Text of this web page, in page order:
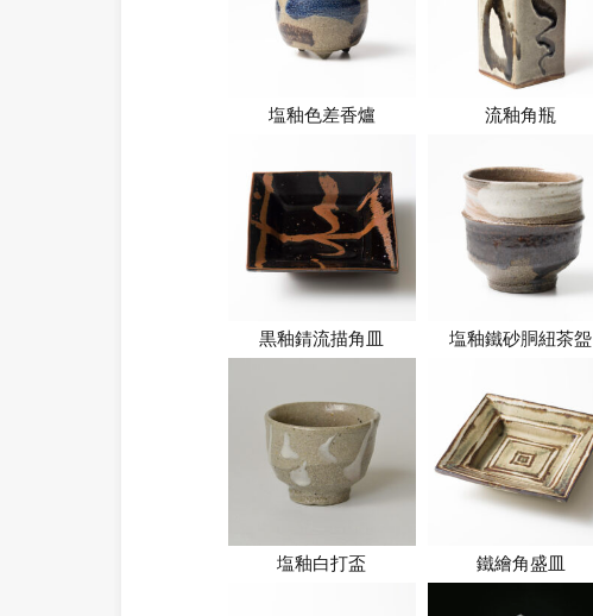
塩釉色差香爐 流釉角瓶
黒釉錆流描角皿 塩釉鐵砂胴紐茶盌
塩釉白打盃 鐵繪角盛皿